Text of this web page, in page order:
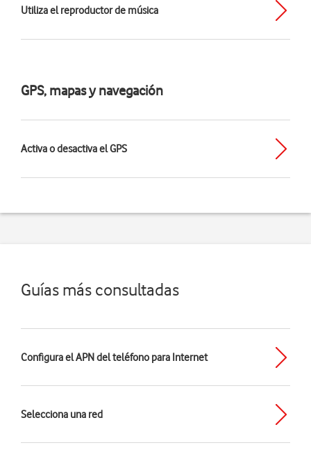
Utiliza el reproductor de música
GPS, mapas y navegación
Activa o desactiva el GPS
Guías más consultadas
Configura el APN del teléfono para Internet
Selecciona una red